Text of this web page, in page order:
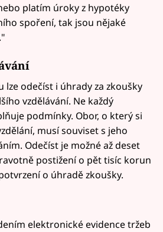
platím úroky z hypotéky
spoření, tak jsou nějaké
lze odečíst i úhrady za zkoušky
vzdělávání. Ne každý
podmínky. Obor, o který si
musí souviset s jeho
Odečíst je možné až deset
postižení o pět tisíc korun
o úhradě zkoušky.
elektronické evidence tržeb